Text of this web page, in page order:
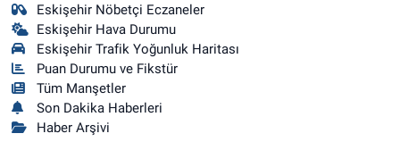
Eskişehir Nöbetçi Eczaneler
Eskişehir Hava Durumu
Eskişehir Trafik Yoğunluk Haritası
Puan Durumu ve Fikstür
Tüm Manşetler
Son Dakika Haberleri
Haber Arşivi